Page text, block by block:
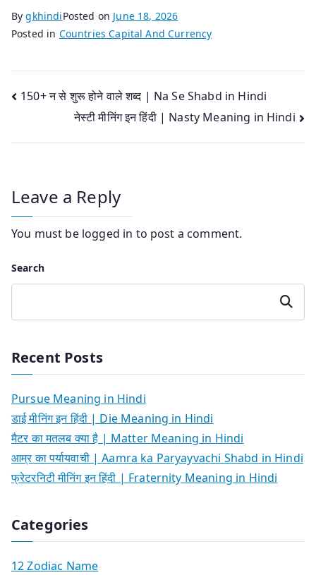
BygkhindiPosted on June 18, 2026
Posted in Countries Capital And Currency
Post
navigation
150+ न से शुरू होने वाले शब्द | Na Se Shabd in Hindi
नेस्टी मीनिंग इन हिंदी | Nasty Meaning in Hindi
Leave a Reply
You must be logged in to post a comment.
Search
Search
Recent Posts
Pursue Meaning in Hindi
डाई मीनिंग इन हिंदी | Die Meaning in Hindi
मैटर का मतलब क्या है | Matter Meaning in Hindi
आम्र का पर्यायवाची | Aamra ka Paryayvachi Shabd in Hindi
फ्रेटरनिटी मीनिंग इन हिंदी | Fraternity Meaning in Hindi
Categories
12 Zodiac Name